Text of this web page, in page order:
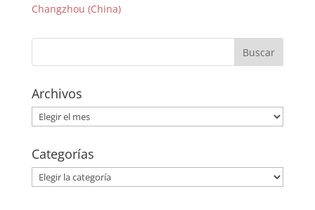
Changzhou (China)
Archivos
Archivos
Categorías
Categorías